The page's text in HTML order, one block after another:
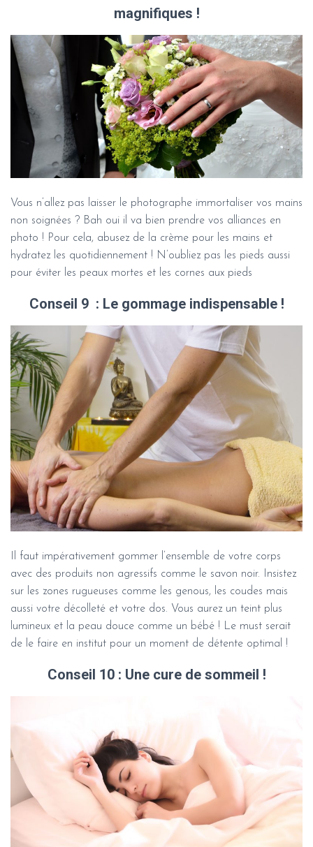
magnifiques !
Vous n’allez pas laisser le photographe immortaliser vos mains
non soignées ? Bah oui il va bien prendre vos alliances en
photo ! Pour cela, abusez de la crème pour les mains et
hydratez les quotidiennement ! N’oubliez pas les pieds aussi
pour éviter les peaux mortes et les cornes aux pieds
Conseil 9 : Le gommage indispensable !
Il faut impérativement gommer l’ensemble de votre corps
avec des produits non agressifs comme le savon noir. Insistez
sur les zones rugueuses comme les genous, les coudes mais
aussi votre décolleté et votre dos. Vous aurez un teint plus
lumineux et la peau douce comme un bébé ! Le must serait
de le faire en institut pour un moment de détente optimal !
Conseil 10 : Une cure de sommeil !